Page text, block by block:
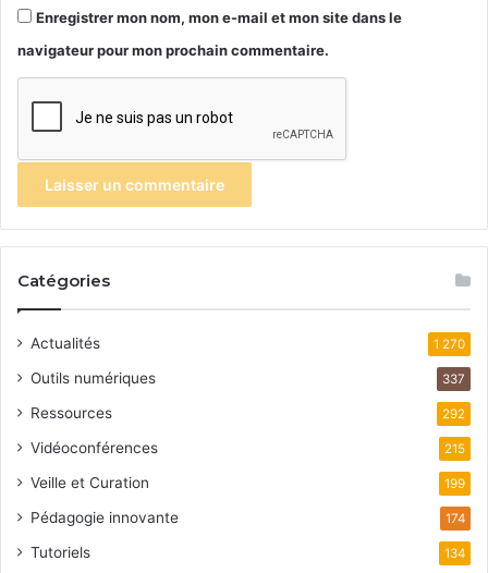
Enregistrer mon nom, mon e-mail et mon site dans le
navigateur pour mon prochain commentaire.
Catégories
Actualités 1 270
Outils numériques 337
Ressources 292
Vidéoconférences 215
Veille et Curation 199
Pédagogie innovante 174
Tutoriels 134